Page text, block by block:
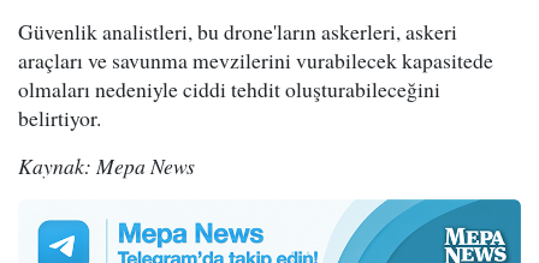
Güvenlik analistleri, bu drone'ların askerleri, askeri
araçları ve savunma mevzilerini vurabilecek kapasitede
olmaları nedeniyle ciddi tehdit oluşturabileceğini
belirtiyor.
Kaynak: Mepa News